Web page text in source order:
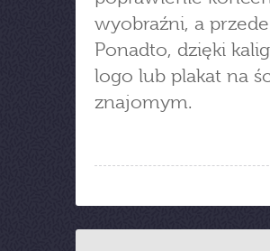
wyobraźni, a
Ponadto, dzięki
logo lub plakat na
znajomym.